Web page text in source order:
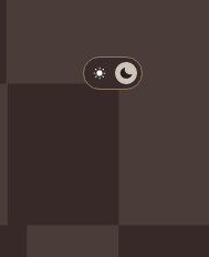
淺色模式
深色模式